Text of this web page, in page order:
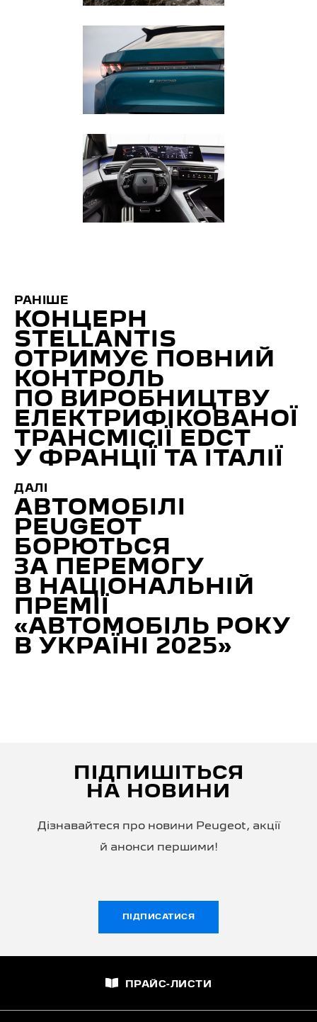
РАНІШЕ
КОНЦЕРН
STELLANTIS
ОТРИМУЄ ПОВНИЙ
КОНТРОЛЬ
ПО ВИРОБНИЦТВУ
ЕЛЕКТРИФІКОВАНОЇ
ТРАНСМІСІЇ EDCT
У ФРАНЦІЇ ТА ІТАЛІЇ
ДАЛІ
АВТОМОБІЛІ
PEUGEOT
БОРЮТЬСЯ
ЗА ПЕРЕМОГУ
В НАЦІОНАЛЬНІЙ
ПРЕМІЇ
«АВТОМОБІЛЬ РОКУ
В УКРАЇНІ 2025»
ПІДПИШІТЬСЯ
НА НОВИНИ
Дізнавайтеся про новини Peugeot, акції
й анонси першими!
ПІДПИСАТИСЯ
ПРАЙС-ЛИСТИ